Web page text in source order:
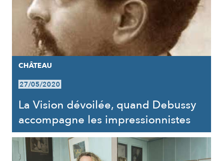
CHÂTEAU
27/05/2020
La Vision dévoilée, quand Debussy
accompagne les impressionnistes